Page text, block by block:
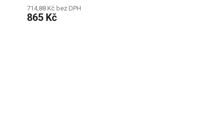
714,88 Kč bez DPH
865 Kč